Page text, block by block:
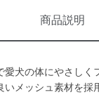
商品説明
愛犬の体にやさしく
いメッシュ素材を採